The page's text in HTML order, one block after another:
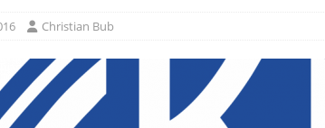
Christian Bub